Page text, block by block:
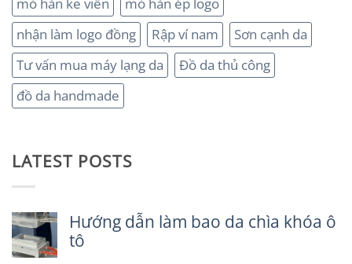
mỏ hàn ke viền
mỏ hàn ép logo
nhận làm logo đồng
Rập ví nam
Sơn cạnh da
Tư vấn mua máy lạng da
Đồ da thủ công
đồ da handmade
LATEST POSTS
Hướng dẫn làm bao da chìa khóa ô
tô